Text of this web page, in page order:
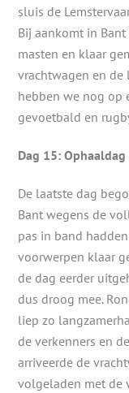
sluis de
Bij aankomt in
masten en klaar
vrachtwagen en de
hebben we nog op
gevoetbald en
Dag 15:
De laatste dag
Bant wegens de
pas in band
voorwerpen klaar
de dag eerder
dus droog mee.
liep zo
de verkenners en
arriveerde de
volgeladen met de